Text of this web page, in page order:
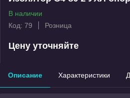
В наличии
Код: 79
Розница
Цену уточняйте
Описание Характеристики